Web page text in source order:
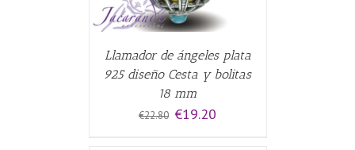
Llamador de ángeles plata
925 diseño Cesta y bolitas
18 mm
€22.80 El
€19.20